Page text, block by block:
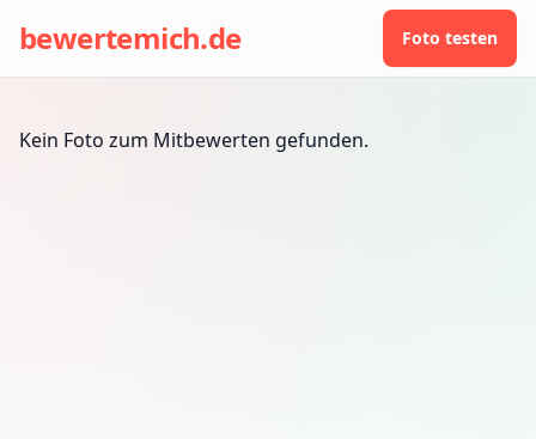
bewertemich.de Foto testen
Kein Foto zum Mitbewerten gefunden.